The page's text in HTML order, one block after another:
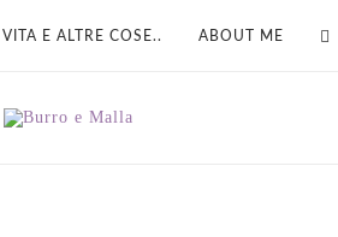
VITA E ALTRE COSE.. ABOUT ME